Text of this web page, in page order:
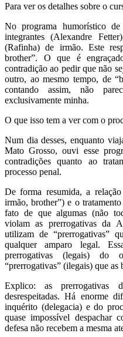
Para ver os detalhes sobre o
No programa humorístico
integrantes (Alexandre
(Rafinha) de irmão. Este
brother”. O que é
contradição ao pedir que não
outro, ao mesmo tempo, de
contando assim, não
exclusivamente minha.
O que isso tem a ver com o
Num dia desses, enquanto
Mato Grosso, ouvi esse
contradições quanto ao
processo penal.
De forma resumida, a
irmão, brother”) e o
fato de que algumas (não
violam as prerrogativas da
utilizam de “prerrogativas”
qualquer amparo legal.
prerrogativas (legais) do
“prerrogativas” (ilegais) que as
Explico: as prerrogativas
desrespeitadas. Há enorme
inquérito (delegacia) e do
quase impossível despachar
defesa não recebem a mesma